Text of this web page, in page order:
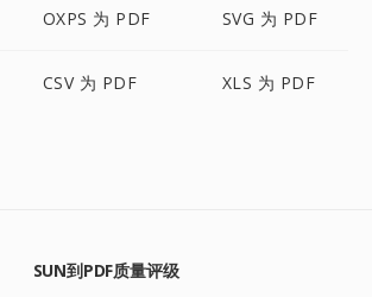
OXPS 为 PDF SVG 为 PDF
CSV 为 PDF XLS 为 PDF
SUN到PDF质量评级